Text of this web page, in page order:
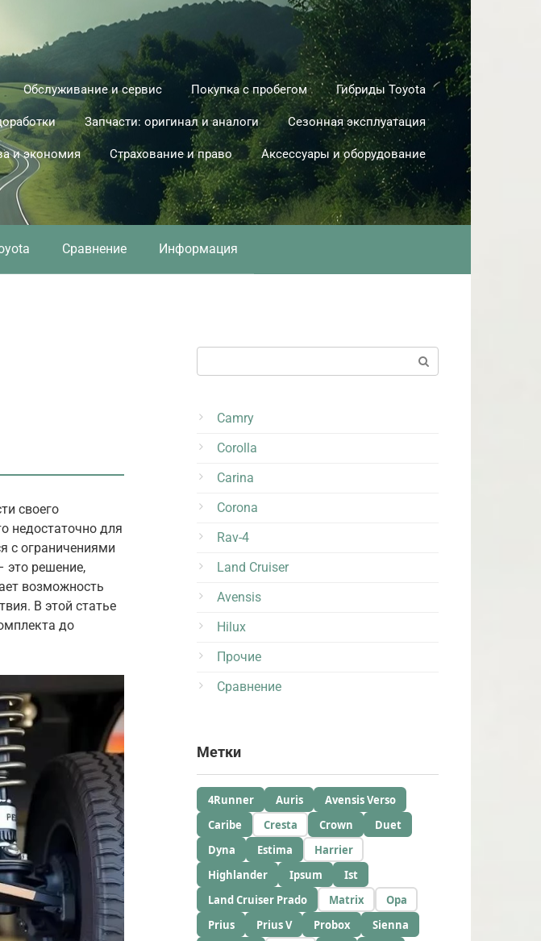
Обслуживание и сервис Покупка с пробегом Гибриды Toyota
Запчасти: оригинал и аналоги Сезонная эксплуатация
и экономия Страхование и право Аксессуары и оборудование
Сравнение Информация
своего
недостаточно для
с ограничениями
это решение,
возможность
В этой статье
до
Camry
Corolla
Carina
Corona
Rav-4
Land Cruiser
Avensis
Hilux
Прочие
Сравнение
Метки
4Runner Auris
Avensis Verso
Caribe
Cresta Crown
Duet
Dyna
Estima
Harrier
Highlander
Ipsum
Ist
Land Cruiser Prado
Matrix
Opa
Prius
Prius V Probox
Sienna